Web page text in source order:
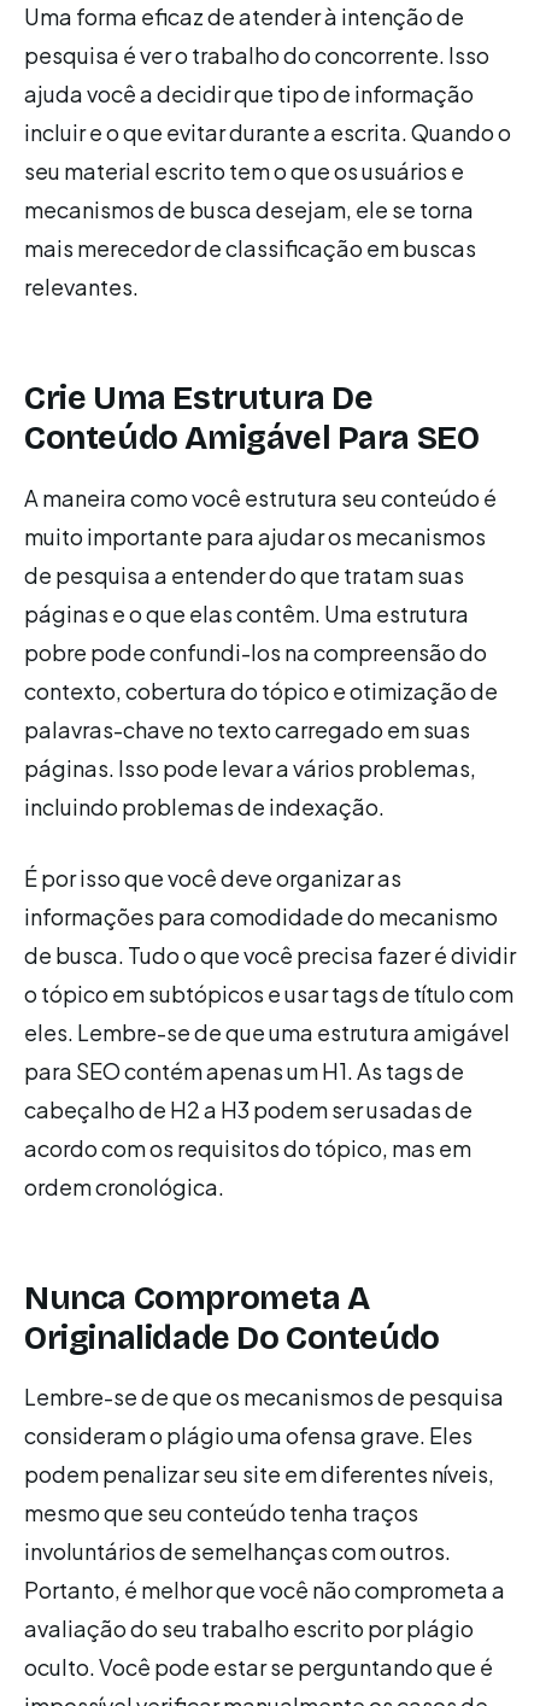
Uma forma eficaz de atender à intenção de
pesquisa é ver o trabalho do concorrente. Isso
ajuda você a decidir que tipo de informação
incluir e o que evitar durante a escrita. Quando o
seu material escrito tem o que os usuários e
mecanismos de busca desejam, ele se torna
mais merecedor de classificação em buscas
relevantes.
Crie Uma Estrutura De
Conteúdo Amigável Para SEO
A maneira como você estrutura seu conteúdo é
muito importante para ajudar os mecanismos
de pesquisa a entender do que tratam suas
páginas e o que elas contêm. Uma estrutura
pobre pode confundi-los na compreensão do
contexto, cobertura do tópico e otimização de
palavras-chave no texto carregado em suas
páginas. Isso pode levar a vários problemas,
incluindo problemas de indexação.
É por isso que você deve organizar as
informações para comodidade do mecanismo
de busca. Tudo o que você precisa fazer é dividir
o tópico em subtópicos e usar tags de título com
eles. Lembre-se de que uma estrutura amigável
para SEO contém apenas um H1. As tags de
cabeçalho de H2 a H3 podem ser usadas de
acordo com os requisitos do tópico, mas em
ordem cronológica.
Nunca Comprometa A
Originalidade Do Conteúdo
Lembre-se de que os mecanismos de pesquisa
consideram o plágio uma ofensa grave. Eles
podem penalizar seu site em diferentes níveis,
mesmo que seu conteúdo tenha traços
involuntários de semelhanças com outros.
Portanto, é melhor que você não comprometa a
avaliação do seu trabalho escrito por plágio
oculto. Você pode estar se perguntando que é